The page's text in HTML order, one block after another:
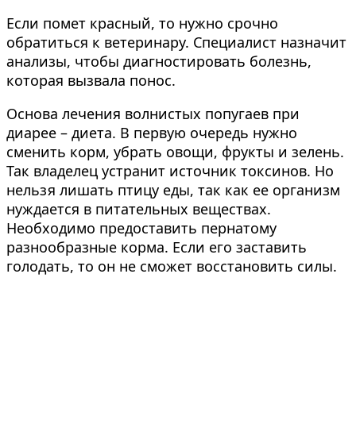
Если помет красный, то нужно срочно
обратиться к ветеринару. Специалист назначит
анализы, чтобы диагностировать болезнь,
которая вызвала понос.
Основа лечения волнистых попугаев при
диарее – диета. В первую очередь нужно
сменить корм, убрать овощи, фрукты и зелень.
Так владелец устранит источник токсинов. Но
нельзя лишать птицу еды, так как ее организм
нуждается в питательных веществах.
Необходимо предоставить пернатому
разнообразные корма. Если его заставить
голодать, то он не сможет восстановить силы.